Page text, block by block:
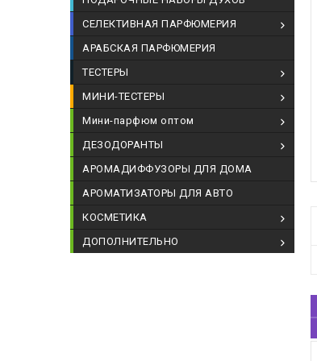
СЕЛЕКТИВНАЯ ПАРФЮМЕРИЯ
АРАБСКАЯ ПАРФЮМЕРИЯ
ТЕСТЕРЫ
МИНИ-ТЕСТЕРЫ
Мини-парфюм оптом
ДЕЗОДОРАНТЫ
АРОМАДИФФУЗОРЫ ДЛЯ ДОМА
АРОМАТИЗАТОРЫ ДЛЯ АВТО
КОСМЕТИКА
ДОПОЛНИТЕЛЬНО